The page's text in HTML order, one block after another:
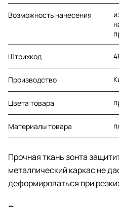
Возможность нанесения
Штрихкод
Производство
Цвета товара
Материалы товара
Прочная ткань зонта
металлический каркас не
деформироваться при